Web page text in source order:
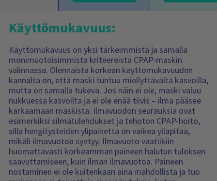
Käyttömukavuus:
Käyttömukavuus on yksi tärkeimmistä ja samalla
monimuotoisimmista kriteereistä CPAP-maskin
valinnassa. Olennaista korkean käyttömukavuuden
kannalta on, että maski tuntuu miellyttävältä kasvoilla,
mutta on samalla tukeva. Jos näin ei ole, maski valuu
nukkuessa kasvoilta ja ei ole enää tiivis – ilma pääsee
karkaamaan maskista. Ilmavuodon seurauksia ovat
esimerkiksi silmätulehdukset ja tehoton CPAP-hoito,
sillä hengitysteiden ylipainetta on vaikea ylläpitää,
mikäli ilmavuotoa syntyy. Ilmavuoto vaatiikiin
huomattavasti korkeamman paineen halutun tuloksen
saavuttamiseen, kuin ilman ilmavuotoa. Paineen
nostaminen ei ole kuitenkaan aina mahdollista ja tuo